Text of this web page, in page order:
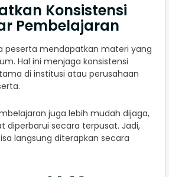
Konsistensi
Pembelajaran
peserta mendapatkan materi yang
Hal ini menjaga konsistensi
di institusi atau perusahaan
juga lebih mudah dijaga,
diperbarui secara terpusat. Jadi,
langsung diterapkan secara